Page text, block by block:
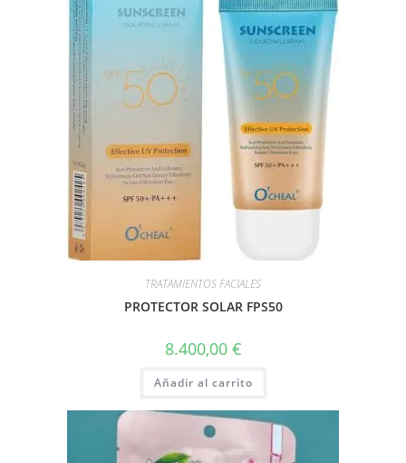
TRATAMIENTOS FACIALES
PROTECTOR SOLAR FPS50
8.400,00 €
Añadir al carrito